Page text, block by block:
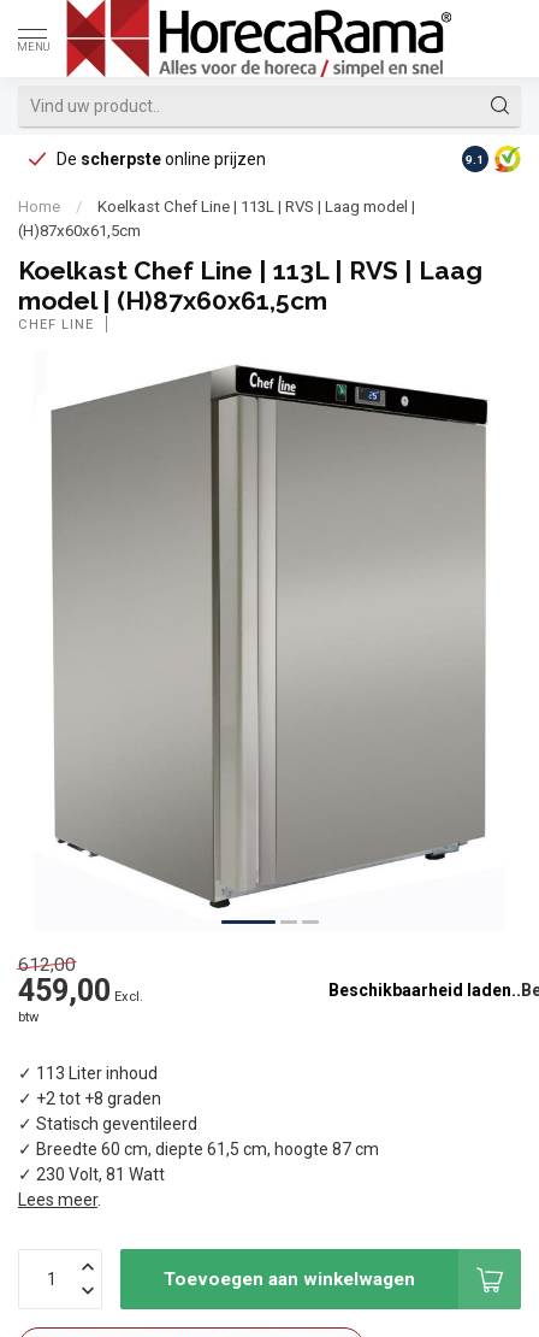
MENU
De scherpsteonline prijzen Op
9.1
Home /
Koelkast Chef Line | 113L | RVS | Laag model |
(H)87x60x61,5cm
Koelkast Chef Line | 113L | RVS | Laag
model | (H)87x60x61,5cm
CHEF LINE
612,00
459,00 Excl.
btw
Beschikbaarheid laden..
✓ 113 Liter inhoud
✓ +2 tot +8 graden
✓ Statisch geventileerd
✓ Breedte 60 cm, diepte 61,5 cm, hoogte 87 cm
✓ 230 Volt, 81 Watt
Lees meer.
Toevoegen aan winkelwagen